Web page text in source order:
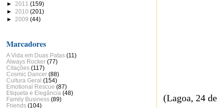
(Lagoa, 24
► 2011 (159)
► 2010 (201)
► 2009 (44)
Marcadores
A Vida em Duas Patas (11)
Always Rocker (77)
Citações (117)
Cosmic Dancer (88)
Cultura Geral (154)
Emotional Rescue (87)
Etiqueta e Elegância (48)
Family Business (89)
Friends (104)